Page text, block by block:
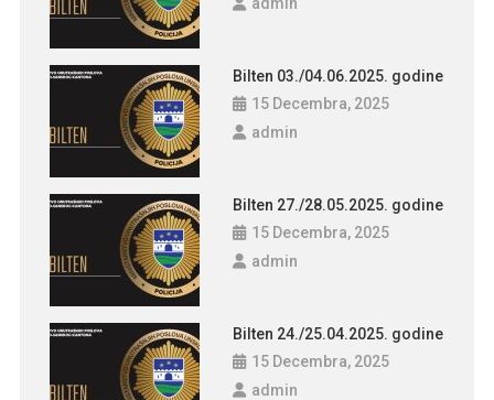
admin
Bilten 03./04.06.2025. godine
15 Decembra, 2025
admin
Bilten 27./28.05.2025. godine
15 Decembra, 2025
admin
Bilten 24./25.04.2025. godine
15 Decembra, 2025
admin